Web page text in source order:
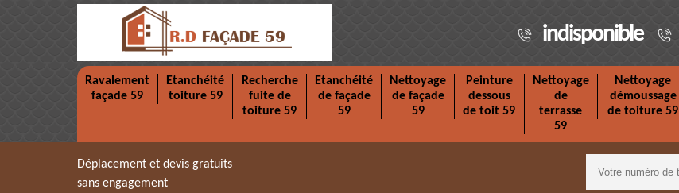
indisponible
Ravalement
façade 59
Etanchéité
toiture 59
Recherche
fuite de
toiture 59
Etanchéité
de façade
59
Nettoyage
de façade
59
Peinture
dessous
de toit 59
Nettoyage
de
terrasse
59
Nettoyage
démoussage
de toiture 59
Déplacement et devis gratuits
sans engagement